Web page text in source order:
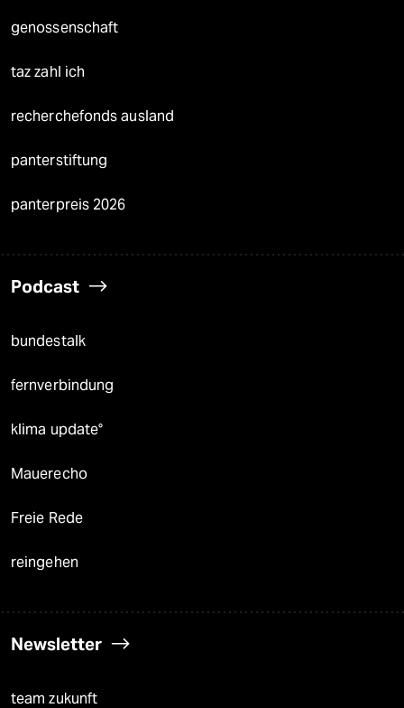
genossenschaft
taz zahl ich
recherchefonds ausland
panterstiftung
panterpreis 2026
Podcast
bundestalk
fernverbindung
klima update°
Mauerecho
Freie Rede
reingehen
Newsletter
team zukunft